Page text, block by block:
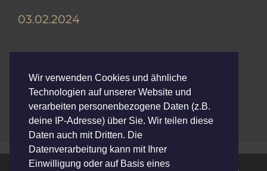
03.02.2024
Kategorien
Konzerte - Archiv ,Konzerte 2022
Blanck Zappath & Bend
Lehmanns Brothers
Wir verwenden Cookies und ähnliche
Technologien auf unserer Website und
verarbeiten personenbezogene Daten (z.B.
deine IP-Adresse) über Sie. Wir teilen diese
Daten auch mit Dritten. Die
Datenverarbeitung kann mit Ihrer
Einwilligung oder auf Basis eines